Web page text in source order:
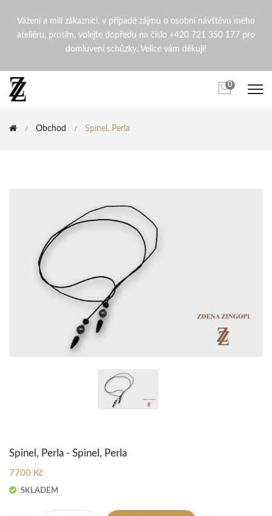
Spinel, Perla | ZdenaZingopi
Vážení a milí zákazníci, v případě zájmu o osobní návštěvu mého
ateliéru, prosím, volejte dopředu na číslo +420 721 350 177 pro
domluvení schůzky. Velice vám děkuji!
0
Obchod Spinel, Perla
Spinel, Perla - Spinel, Perla
7700 Kč
SKLADEM